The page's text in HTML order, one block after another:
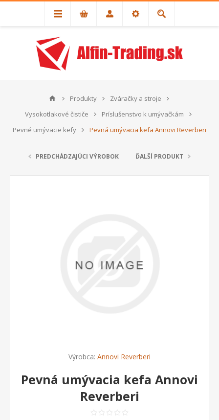
Produkty
Zváračky a stroje
Vysokotlakové čističe
Príslušenstvo k umývačkám
Pevné umývacie kefy
Pevná umývacia kefa Annovi Reverberi
PREDCHÁDZAJÚCI VÝROBOK ĎALŠÍ PRODUKT
Výrobca: Annovi Reverberi
Pevná umývacia kefa Annovi
Reverberi